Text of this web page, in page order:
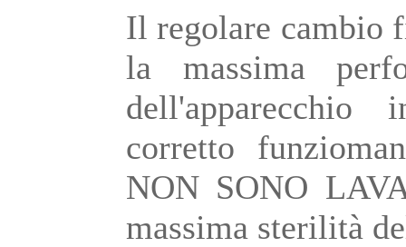
Il regolare cambio
la massima
dell'apparecchio
corretto
NON SONO
massima sterilità